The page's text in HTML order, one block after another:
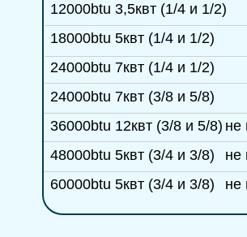
12000btu 3,5квт (1/4 и 1/2)
18000btu 5квт (1/4 и 1/2)
24000btu 7квт (1/4 и 1/2)
24000btu 7квт (3/8 и 5/8)
36000btu 12квт (3/8 и 5/8)
48000btu 5квт (3/4 и 3/8)
60000btu 5квт (3/4 и 3/8)
не
не
не